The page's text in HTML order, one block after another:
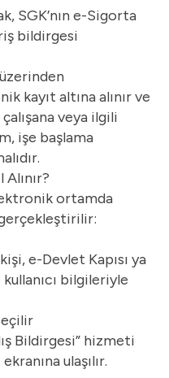
SGK’nın e-Sigorta
bildirgesi
kayıt altına alınır ve
veya ilgili
işe başlama
ortamda
e-Devlet Kapısı ya
bilgileriyle
Bildirgesi” hizmeti
ulaşılır.